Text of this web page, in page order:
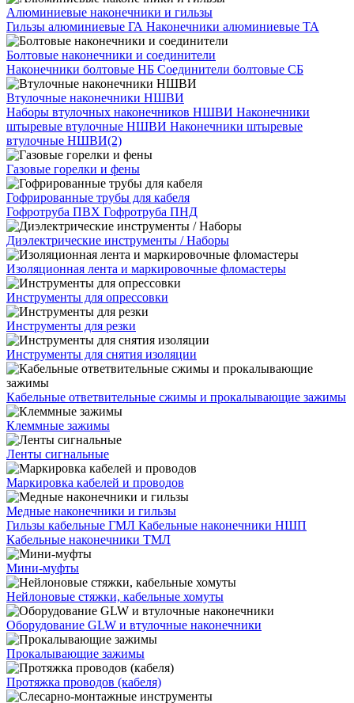
Алюминиевые наконечники и гильзы
Гильзы алюминиевые ГА Наконечники алюминиевые ТА
Болтовые наконечники и соединители
Наконечники болтовые НБ Соединители болтовые СБ
Втулочные наконечники НШВИ
Наборы втулочных наконечников НШВИ Наконечники
штыревые втулочные НШВИ Наконечники штыревые
втулочные НШВИ(2)
Газовые горелки и фены
Гофрированные трубы для кабеля
Гофротруба ПВХ Гофротруба ПНД
Диэлектрические инструменты / Наборы
Изоляционная лента и маркировочные фломастеры
Инструменты для опрессовки
Инструменты для резки
Инструменты для снятия изоляции
Кабельные ответвительные сжимы и прокалывающие зажимы
Клеммные зажимы
Ленты сигнальные
Маркировка кабелей и проводов
Медные наконечники и гильзы
Гильзы кабельные ГМЛ Кабельные наконечники НШП
Кабельные наконечники ТМЛ
Мини-муфты
Нейлоновые стяжки, кабельные хомуты
Оборудование GLW и втулочные наконечники
Прокалывающие зажимы
Протяжка проводов (кабеля)